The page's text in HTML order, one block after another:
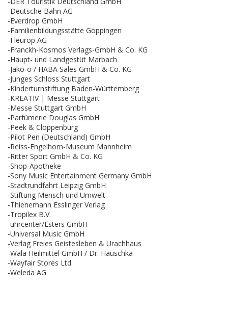
-Deutsche Bahn AG
-Everdrop GmbH
-Familienbildungsstätte Göppingen
-Fleurop AG
-Franckh-Kosmos Verlags-GmbH & Co. KG
-Haupt- und Landgestüt Marbach
-Jako-o / HABA Sales GmbH & Co. KG
-Junges Schloss Stuttgart
-Kinderturnstiftung Baden-Württemberg
-KREATIV | Messe Stuttgart
-Messe Stuttgart GmbH
-Parfümerie Douglas GmbH
-Peek & Cloppenburg
-Pilot Pen (Deutschland) GmbH
-Reiss-Engelhorn-Museum Mannheim
-Ritter Sport GmbH & Co. KG
-Shop-Apotheke
-Sony Music Entertainment Germany GmbH
-Stadtrundfahrt Leipzig GmbH
-Stiftung Mensch und Umwelt
-Thienemann Esslinger Verlag
-Tropilex B.V.
-uhrcenter/Esters GmbH
-Universal Music GmbH
-Verlag Freies Geistesleben & Urachhaus
-Wala Heilmittel GmbH / Dr. Hauschka
-Wayfair Stores Ltd.
-Weleda AG